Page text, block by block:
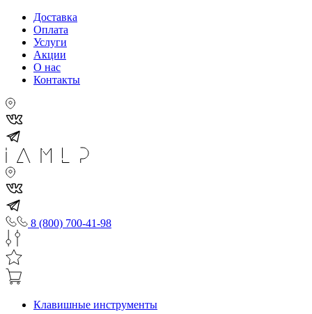
Доставка
Оплата
Услуги
Акции
О нас
Контакты
8 (800) 700-41-98
Клавишные инструменты